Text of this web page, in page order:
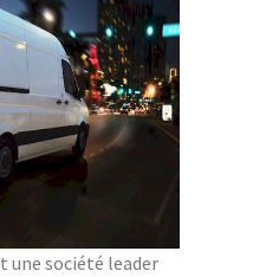
une société leader